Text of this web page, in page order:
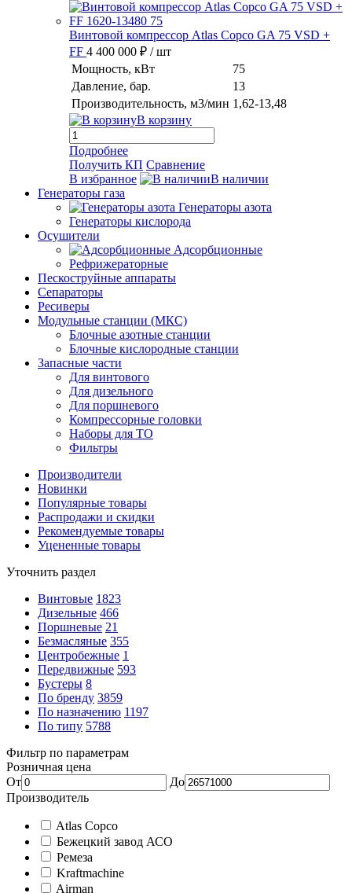
Винтовой компрессор Atlas Copco GA 75 VSD +
FF 4 400 000 ₽ / шт
Мощность, кВт
75
Давление, бар.
13
Производительность, м3/мин 1,62-13,48
В корзину
Подробнее
Получить КП Сравнение
В избранное
В наличии
Генераторы газа
Генераторы азота
Генераторы кислорода
Осушители
Адсорбционные
Рефрижераторные
Пескоструйные аппараты
Сепараторы
Ресиверы
Модульные станции (МКС)
Блочные азотные станции
Блочные кислородные станции
Запасные части
Для винтового
Для дизельного
Для поршневого
Компрессорные головки
Наборы для ТО
Фильтры
Производители
Новинки
Популярные товары
Распродажи и скидки
Рекомендуемые товары
Уцененные товары
Уточнить раздел
Винтовые 1823
Дизельные 466
Поршневые 21
Безмасляные 355
Центробежные 1
Передвижные 593
Бустеры 8
По бренду 3859
По назначению 1197
По типу 5788
Фильтр по параметрам
Розничная цена
От
До
Производитель
Atlas Copco
Бежецкий завод АСО
Ремеза
Kraftmachine
Airman